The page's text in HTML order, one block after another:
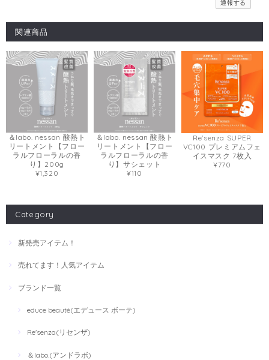
通報する
関連商品
＆labo. nessan 酸熱ト
リートメント【フロー
ラルフローラルの香
り】200g
¥1,320
＆labo. nessan 酸熱ト
リートメント【フロー
ラルフローラルの香
り】サシェット
¥110
Re'senza SUPER
VC100 プレミアムフェ
イスマスク 7枚入
¥770
Category
新発売アイテム！
売れてます！人気アイテム
ブランド一覧
educe beauté(エデュース ボーテ)
Re'senza(リセンザ)
＆labo.(アンドラボ)